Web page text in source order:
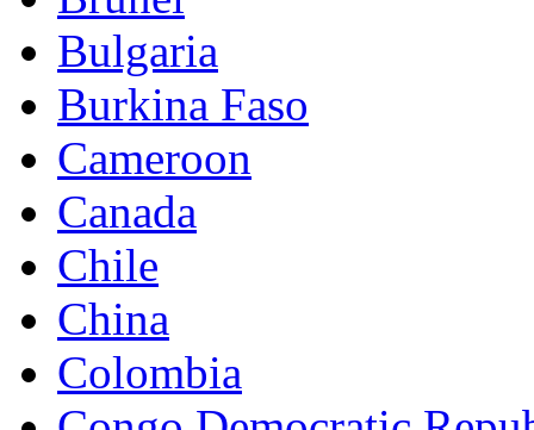
Bulgaria
Burkina Faso
Cameroon
Canada
Chile
China
Colombia